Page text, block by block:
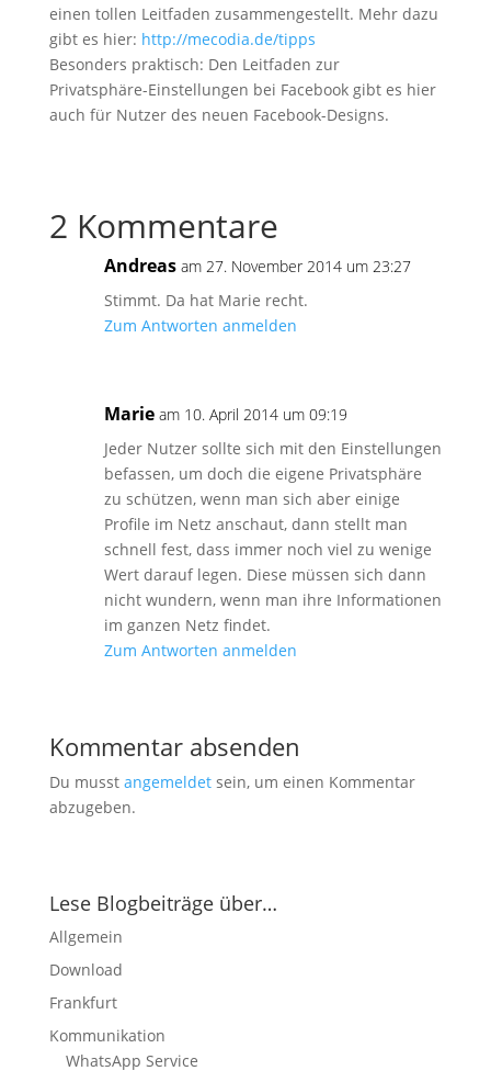
einen tollen Leitfaden zusammengestellt. Mehr dazu
gibt es hier: http://mecodia.de/tipps
Besonders praktisch: Den Leitfaden zur
Privatsphäre-Einstellungen bei Facebook gibt es hier
auch für Nutzer des neuen Facebook-Designs.
2 Kommentare
Andreas am 27. November 2014 um 23:27
Stimmt. Da hat Marie recht.
Zum Antworten anmelden
Marie am 10. April 2014 um 09:19
Jeder Nutzer sollte sich mit den Einstellungen
befassen, um doch die eigene Privatsphäre
zu schützen, wenn man sich aber einige
Profile im Netz anschaut, dann stellt man
schnell fest, dass immer noch viel zu wenige
Wert darauf legen. Diese müssen sich dann
nicht wundern, wenn man ihre Informationen
im ganzen Netz findet.
Zum Antworten anmelden
Kommentar absenden
Du musst angemeldetsein, um einen Kommentar
abzugeben.
Lese Blogbeiträge über…
Allgemein
Download
Frankfurt
Kommunikation
WhatsApp Service